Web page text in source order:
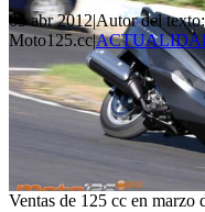
05 abr 2012|Autor del texto:
Moto125.cc|
Ventas de 125 cc en marzo